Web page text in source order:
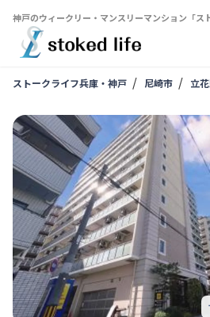
神戸のウィークリー・マンスリーマンション「ス
ストークライフ兵庫・神戸 尼崎市 立